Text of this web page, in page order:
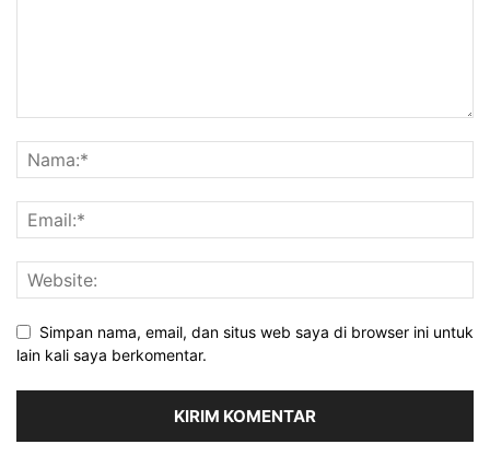
Simpan nama, email, dan situs web saya di browser ini untuk
lain kali saya berkomentar.